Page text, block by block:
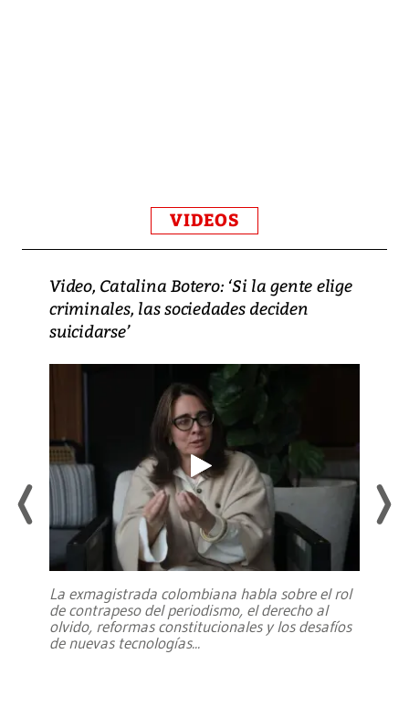
VIDEOS
Video, Catalina Botero: ‘Si la gente elige
criminales, las sociedades deciden
suicidarse’
La exmagistrada colombiana habla sobre el rol
de contrapeso del periodismo, el derecho al
olvido, reformas constitucionales y los desafíos
de nuevas tecnologías...